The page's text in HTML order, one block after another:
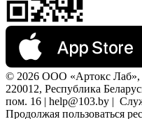
© 2026 ООО «Артокс
220012, Республика
пом. 16 | help@103.by |
Продолжая пользоваться